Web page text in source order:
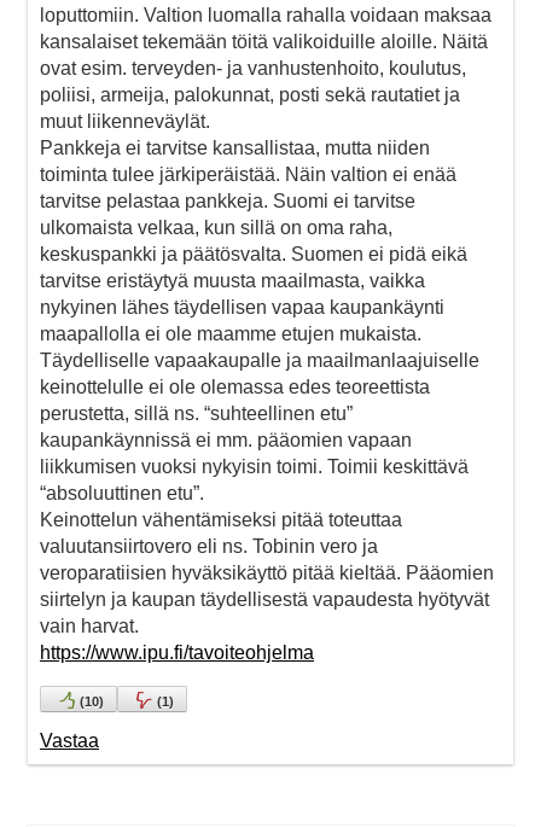
loputtomiin. Valtion luomalla rahalla voidaan maksaa
kansalaiset tekemään töitä valikoiduille aloille. Näitä
ovat esim. terveyden- ja vanhustenhoito, koulutus,
poliisi, armeija, palokunnat, posti sekä rautatiet ja
muut liikenneväylät.
Pankkeja ei tarvitse kansallistaa, mutta niiden
toiminta tulee järkiperäistää. Näin valtion ei enää
tarvitse pelastaa pankkeja. Suomi ei tarvitse
ulkomaista velkaa, kun sillä on oma raha,
keskuspankki ja päätösvalta. Suomen ei pidä eikä
tarvitse eristäytyä muusta maailmasta, vaikka
nykyinen lähes täydellisen vapaa kaupankäynti
maapallolla ei ole maamme etujen mukaista.
Täydelliselle vapaakaupalle ja maailmanlaajuiselle
keinottelulle ei ole olemassa edes teoreettista
perustetta, sillä ns. “suhteellinen etu”
kaupankäynnissä ei mm. pääomien vapaan
liikkumisen vuoksi nykyisin toimi. Toimii keskittävä
“absoluuttinen etu”.
Keinottelun vähentämiseksi pitää toteuttaa
valuutansiirtovero eli ns. Tobinin vero ja
veroparatiisien hyväksikäyttö pitää kieltää. Pääomien
siirtelyn ja kaupan täydellisestä vapaudesta hyötyvät
vain harvat.
https://www.ipu.fi/tavoiteohjelma
(10) (1)
Vastaa